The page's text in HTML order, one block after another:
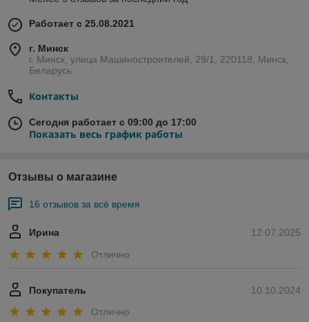
Работает с 25.08.2021
г. Минск
г. Минск, улица Машиностроителей, 29/1, 220118, Минск,
Беларусь
Контакты
Сегодня работает с 09:00 до 17:00
Показать весь график работы
Отзывы о магазине
16 отзывов за всё время
12.07.2025
Ирина
Отлично
10.10.2024
Покупатель
Отлично